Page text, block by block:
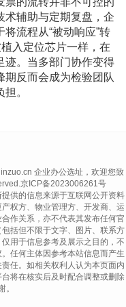
术辅助与定期复盘，企
流程从“被动响应”转
入定位芯片一样，在
迹。当多部门协作变得
期反而会成为检验团队
。
企业办公选址，欢迎您致
京ICP备2023006261号
供的信息来源于互联网公开资料
权方、物业管理方、开发商、运
作关系，亦不代表其发布任何官
括但不限于文字、图片、联系方
用于信息参考及展示之目的，不
任何主体因参考本站信息而产生
任。如相关权利人认为本页面内
将在核实后及时配合调整或删除
。